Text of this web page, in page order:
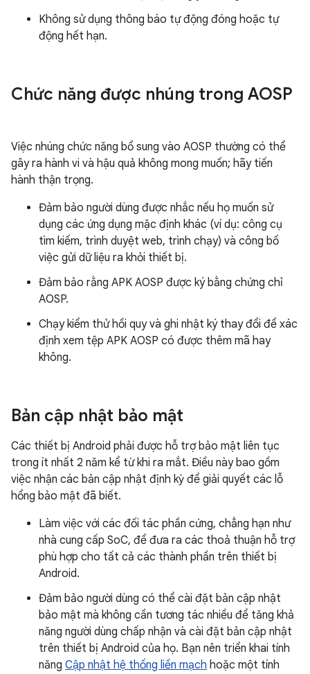
Không sử dụng thông báo tự động đóng hoặc tự
động hết hạn.
Chức năng được nhúng trong AOSP
Việc nhúng chức năng bổ sung vào AOSP thường có thể
gây ra hành vi và hậu quả không mong muốn; hãy tiến
hành thận trọng.
Đảm bảo người dùng được nhắc nếu họ muốn sử
dụng các ứng dụng mặc định khác (ví dụ: công cụ
tìm kiếm, trình duyệt web, trình chạy) và công bố
việc gửi dữ liệu ra khỏi thiết bị.
Đảm bảo rằng APK AOSP được ký bằng chứng chỉ
AOSP.
Chạy kiểm thử hồi quy và ghi nhật ký thay đổi để xác
định xem tệp APK AOSP có được thêm mã hay
không.
Bản cập nhật bảo mật
Các thiết bị Android phải được hỗ trợ bảo mật liên tục
trong ít nhất 2 năm kể từ khi ra mắt. Điều này bao gồm
việc nhận các bản cập nhật định kỳ để giải quyết các lỗ
hổng bảo mật đã biết.
Làm việc với các đối tác phần cứng, chẳng hạn như
nhà cung cấp SoC, để đưa ra các thoả thuận hỗ trợ
phù hợp cho tất cả các thành phần trên thiết bị
Android.
Đảm bảo người dùng có thể cài đặt bản cập nhật
bảo mật mà không cần tương tác nhiều để tăng khả
năng người dùng chấp nhận và cài đặt bản cập nhật
trên thiết bị Android của họ. Bạn nên triển khai tính
năng Cập nhật hệ thống liền mạch hoặc một tính